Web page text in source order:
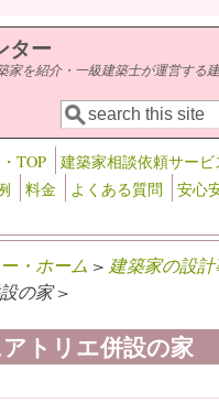
動
ター
家を紹介・一級建築士が運営する
検索フォーム
検索
TOP 建築家相談依頼サー
料金 よくある質問 安心
・ホーム > 建築家の設
の家 >
トリエ併設の家